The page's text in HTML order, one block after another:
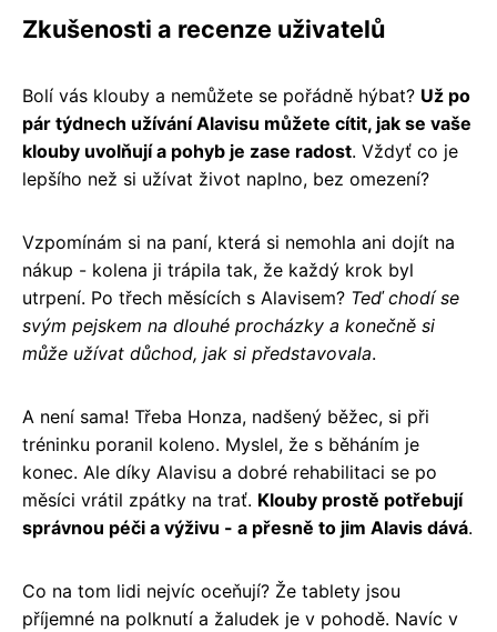
Zkušenosti a recenze uživatelů
Bolí vás klouby a nemůžete se pořádně hýbat? Už po
pár týdnech užívání Alavisu můžete cítit, jak se vaše
klouby uvolňují a pohyb je zase radost. Vždyť co je
lepšího než si užívat život naplno, bez omezení?
Vzpomínám si na paní, která si nemohla ani dojít na
nákup - kolena ji trápila tak, že každý krok byl
utrpení. Po třech měsících s Alavisem? Teď chodí se
svým pejskem na dlouhé procházky a konečně si
může užívat důchod, jak si představovala.
A není sama! Třeba Honza, nadšený běžec, si při
tréninku poranil koleno. Myslel, že s běháním je
konec. Ale díky Alavisu a dobré rehabilitaci se po
měsíci vrátil zpátky na trať. Klouby prostě potřebují
správnou péči a výživu - a přesně to jim Alavis dává.
Co na tom lidi nejvíc oceňují? Že tablety jsou
příjemné na polknutí a žaludek je v pohodě. Navíc v